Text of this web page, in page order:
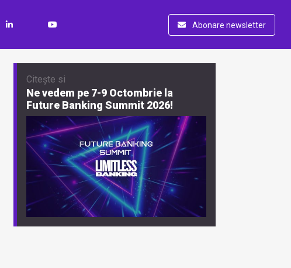
Abonare newsletter
Citește si
Ne vedem pe 7-9 Octombrie la
Future Banking Summit 2026!